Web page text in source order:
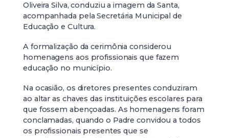
Oliveira Silva, conduziu a imagem da Santa,
acompanhada pela Secretária Municipal de
Educação e Cultura.
A formalização da cerimônia considerou
homenagens aos profissionais que fazem
educação no município.
Na ocasião, os diretores presentes conduziram
ao altar as chaves das instituições escolares para
que fossem abençoadas. As homenagens foram
conclamadas, quando o Padre convidou a todos
os profissionais presentes que se